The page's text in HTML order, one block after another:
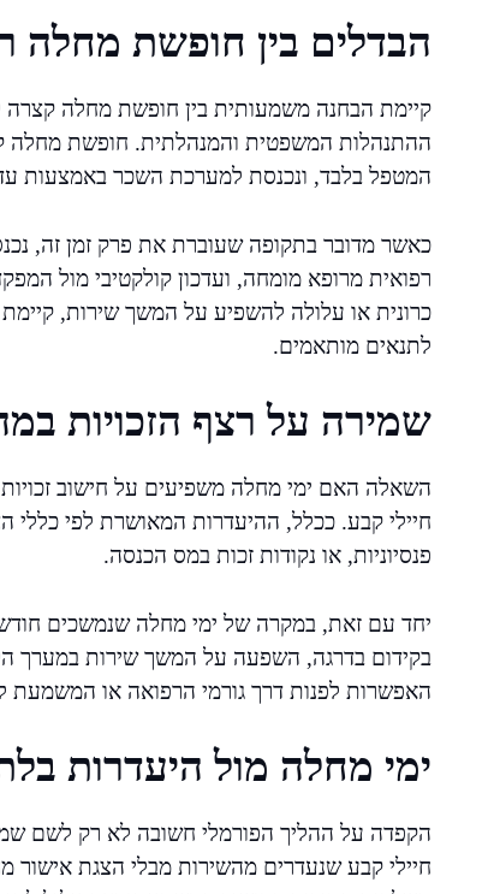
הבדלים בין חופשת מחלה
קיימת הבחנה משמעותית בין חופשת מחלה קצרה
ההתנהלות המשפטית והמנהלתית. חופשת מחלה
המטפל בלבד, ונכנסת למערכת השכר באמצעות
כאשר מדובר בתקופה שעוברת את פרק זמן זה,
רפואית מרופא מומחה, ועדכון קולקטיבי מול
כרונית או עלולה להשפיע על המשך שירות,
לתנאים מותאמים.
שמירה על רצף הזכויות
השאלה האם ימי מחלה משפיעים על חישוב
חיילי קבע. ככלל, ההיעדרות המאושרת לפי כללי
פנסיוניות, או נקודות זכות במס הכנסה.
יחד עם זאת, במקרה של ימי מחלה שנמשכים
בקידום בדרגה, השפעה על המשך שירות במערך
האפשרות לפנות דרך גורמי הרפואה או
ימי מחלה מול היעדרות
הקפדה על ההליך הפורמלי חשובה לא רק לשם
חיילי קבע שנעדרים מהשירות מבלי הצגת אישור